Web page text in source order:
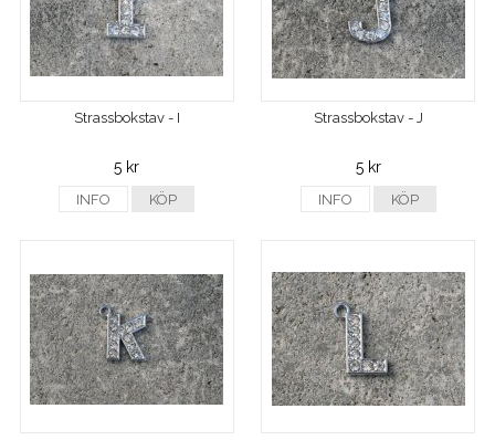
Strassbokstav - I
5 kr
INFO KÖP
Strassbokstav - J
5 kr
INFO KÖP